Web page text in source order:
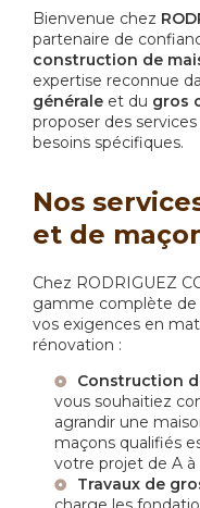
Bienvenue chez
partenaire de
construction de
expertise reconnue
générale et du gros
proposer des
besoins spécifiques.
Nos
et de
Chez RODRIGUEZ
gamme complète de
vos exigences en
rénovation :
Construction
vous souhaitiez
agrandir une
maçons qualifiés
votre projet de A à
Travaux de